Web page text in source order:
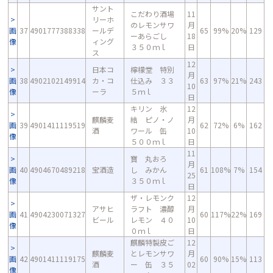
画
像
37 4901777388338
サント
リーホ
ールデ
ィング
ス
こだわり酒場
のレモンサワ
ーあらごし
３５０ｍｌ
11
月
18
日
65 99% 20% 129
画
像
38 4902102149914
日本コ
カ・コ
ーラ
檸檬堂 特別
仕込み ３３
５ｍｌ
12
月
10
日
63 97% 21% 243
画
像
39 4901411119519
麒麟麦
酒
キリン 氷
結 ピノ・ノ
ワール 缶
５００ｍｌ
12
月
10
日
62 72% 6% 162
画
像
40 4904670489218 宝酒造
寶 丸おろ
し みかん
３５０ｍｌ
11
月
25
日
61 108% 7% 154
画
像
41 4904230071327
アサヒ
ビール
ザ・レモンク
ラフト 濃醇
レモン ４０
０ｍｌ
12
月
10
日
60 117%22% 169
画
像
42 4901411119175
麒麟麦
酒
麒麟特製皮ご
とレモンサワ
ー 缶 ３５
12
月
02
60 90% 15% 113